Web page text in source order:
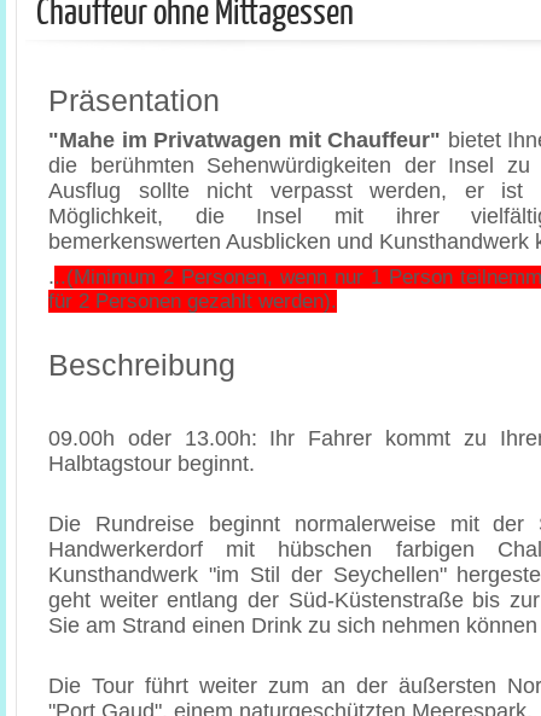
Chauffeur ohne Mittagessen
Präsentation
"Mahe im Privatwagen mit Chauffeur" bietet
die berühmten Sehenwürdigkeiten der Insel zu
Ausflug sollte nicht verpasst werden, er
Möglichkeit, die Insel mit ihrer
bemerkenswerten Ausblicken und Kunsthandwerk
...(Minimum 2 Personen, wenn nur 1 Person
für 2 Personen gezahlt werden).
Beschreibung
09.00h oder 13.00h: Ihr Fahrer kommt zu
Halbtagstour beginnt.
Die Rundreise beginnt normalerweise mit der
Handwerkerdorf mit hübschen farbigen
Kunsthandwerk "im Stil der Seychellen"
geht weiter entlang der Süd-Küstenstraße bis
Sie am Strand einen Drink zu sich nehmen
Die Tour führt weiter zum an der äußersten